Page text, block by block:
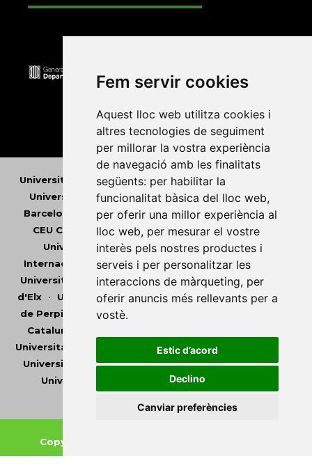
Fem servir cookies
Aquest lloc web utilitza cookies i
altres tecnologies de seguiment
per millorar la vostra experiència
de navegació amb les finalitats
següents: per habilitar la
funcionalitat bàsica del lloc web,
per oferir una millor experiència al
lloc web, per mesurar el vostre
interès pels nostres productes i
serveis i per personalitzar les
interaccions de màrqueting, per
oferir anuncis més rellevants per a
vostè.
Estic d’acord
Declino
Canviar preferències
Universitat Abat Oliba CEU•Universitat d'Alacant
Universitat d'Andorra•Universitat Autònoma de
Barcelona
Universitat de Barcelona•Universitat
CEU Cardenal Herrera
•Universitat de Girona
Universitat de les Illes Balears•Universitat
Internacional de Catalunya •Universitat Jaume I
Universitat de Lleida•Universitat Miguel Hernández
d'Elx• Universitat Oberta de Catalunya•Universitat
de Perpinyà Via Domitia
Catalunya
Universitat Pompeu Fabra
•Universitat Ramon Llull
Universitat Rovira i Virgili•Universitat de Sàsser•
Universitat de València
•Universitat de Vic -
Copyright © 2026